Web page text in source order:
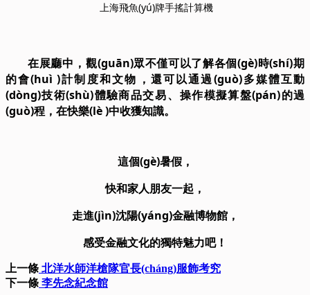
上海飛魚(yú)牌手搖計算機
在展廳中，觀(guān)眾不僅可以了解各個(gè)時(shí)期
的會(huì )計制度和文物，還可以通過(guò)多媒體互動
(dòng)技術(shù)體驗商品交易、操作模擬算盤(pán)的過
(guò)程，在快樂(lè )中收獲知識。
這個(gè)暑假，
快和家人朋友一起，
走進(jìn)沈陽(yáng)金融博物館，
感受金融文化的獨特魅力吧！
上一條 北洋水師洋槍隊官長(cháng)服飾考究
下一條 李先念紀念館